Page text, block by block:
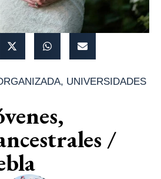
, UNIVERSIDADES
/